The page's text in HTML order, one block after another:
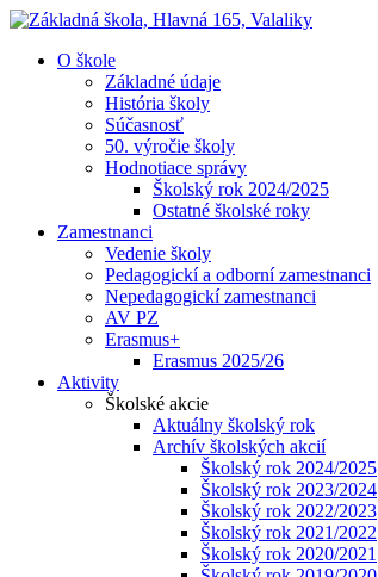
O škole
Základné údaje
História školy
Súčasnosť
50. výročie školy
Hodnotiace správy
Školský rok 2024/2025
Ostatné školské roky
Zamestnanci
Vedenie školy
Pedagogickí a odborní zamestnanci
Nepedagogickí zamestnanci
AV PZ
Erasmus+
Erasmus 2025/26
Aktivity
Školské akcie
Aktuálny školský rok
Archív školských akcií
Školský rok 2024/2025
Školský rok 2023/2024
Školský rok 2022/2023
Školský rok 2021/2022
Školský rok 2020/2021